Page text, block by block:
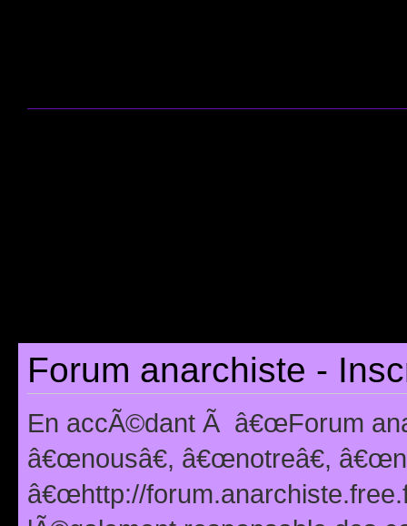
Forum anarchiste -
En accÃ©dant Ã â€œForum
â€œnousâ€, â€œnotreâ€,
â€œhttp://